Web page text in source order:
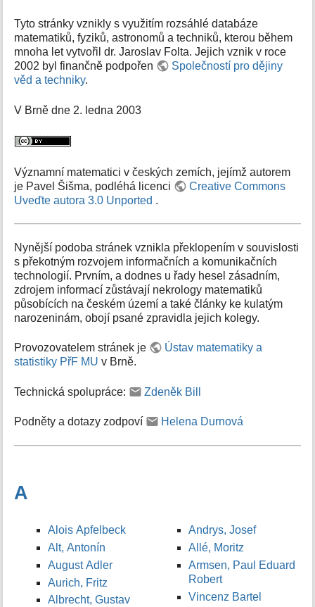
Tyto stránky vznikly s využitím rozsáhlé databáze
matematiků, fyziků, astronomů a techniků, kterou během
mnoha let vytvořil dr. Jaroslav Folta. Jejich vznik v roce
2002 byl finančně podpořen
Společností pro dějiny
věd a techniky.
V Brně dne 2. ledna 2003
Významní matematici v českých zemích, jejímž autorem
je Pavel Šišma, podléhá licenci
Creative Commons
Uveďte autora 3.0 Unported .
Nynější podoba stránek vznikla překlopením v souvislosti
s překotným rozvojem informačních a komunikačních
technologií. Prvním, a dodnes u řady hesel zásadním,
zdrojem informací zůstávají nekrology matematiků
působících na českém území a také články ke kulatým
narozeninám, obojí psané zpravidla jejich kolegy.
Provozovatelem stránek je
Ústav matematiky a
statistiky PřF MU v Brně.
Technická spolupráce: Zdeněk Bill
Podněty a dotazy zodpoví Helena Durnová
A
Alois Apfelbeck
Alt, Antonín
August Adler
Aurich, Fritz
Albrecht, Gustav
Andrys, Josef
Allé, Moritz
Armsen, Paul Eduard
Robert
Vincenz Bartel